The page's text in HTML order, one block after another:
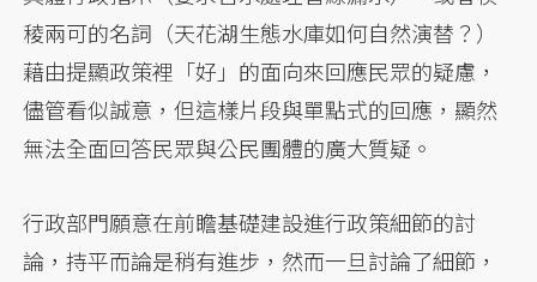
稜兩可的名詞（天花湖生態水庫如何自然演替？）
藉由提顯政策裡「好」的面向來回應民眾的疑慮，
儘管看似誠意，但這樣片段與單點式的回應，顯然
無法全面回答民眾與公民團體的廣大質疑。
行政部門願意在前瞻基礎建設進行政策細節的討
論，持平而論是稍有進步，然而一旦討論了細節，